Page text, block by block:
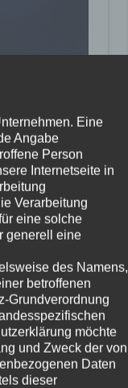
Eine
Angabe
Person
Internetseite in
Verarbeitung
eine solche
generell eine
des Namens,
betroffenen
Grundverordnung
möchte
und Zweck der von
Daten
dieser